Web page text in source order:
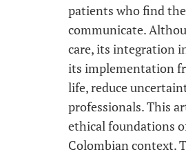
patients who find
communicate.
care, its integration
its implementation
life, reduce
professionals. This
ethical foundations
Colombian context.